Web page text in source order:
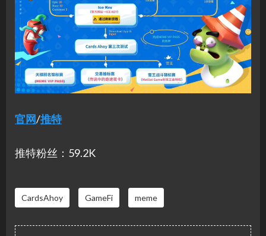
官网/推特
推特粉丝：59.2K
CardsAhoy GameFi meme